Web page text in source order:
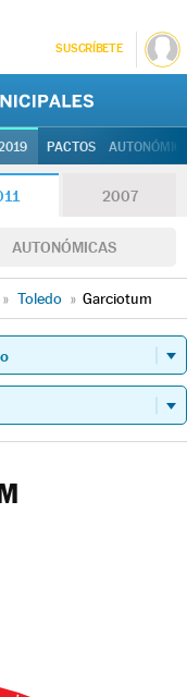
SUSCRÍBETE
PACTOS
2007
AUTONÓMICAS
» Toledo » Garciotum